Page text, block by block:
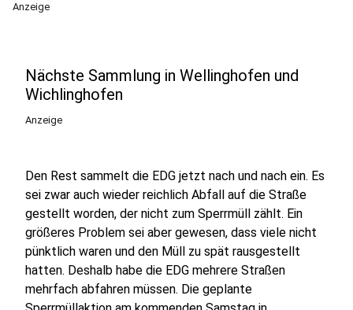
Anzeige
Nächste Sammlung in Wellinghofen und
Wichlinghofen
Anzeige
Den Rest sammelt die EDG jetzt nach und nach ein. Es
sei zwar auch wieder reichlich Abfall auf die Straße
gestellt worden, der nicht zum Sperrmüll zählt. Ein
größeres Problem sei aber gewesen, dass viele nicht
pünktlich waren und den Müll zu spät rausgestellt
hatten. Deshalb habe die EDG mehrere Straßen
mehrfach abfahren müssen. Die geplante